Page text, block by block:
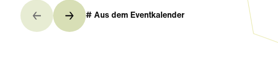
# Aus dem Eventkalender